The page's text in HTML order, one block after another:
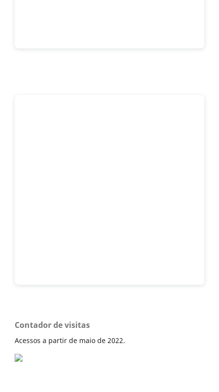
Contador de visitas
Acessos a partir de maio de 2022.